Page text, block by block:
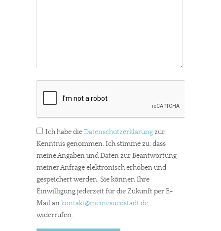
Ich habe dieDatenschutzerklärungzur
Kenntnis genommen. Ich stimme zu, dass
meine Angaben und Daten zur Beantwortung
meiner Anfrage elektronisch erhoben und
gespeichert werden. Sie können Ihre
Einwilligung jederzeit für die Zukunft per E-
Mail ankontakt@meinesuedstadt.de
widerrufen.